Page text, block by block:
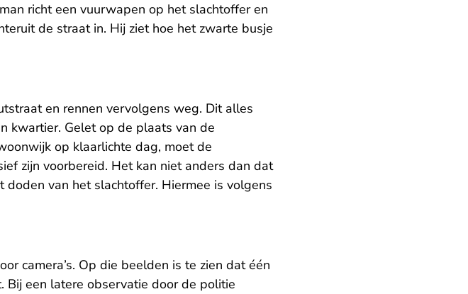
richt een vuurwapen op het slachtoffer en
de straat in. Hij ziet hoe het zwarte busje
en rennen vervolgens weg. Dit alles
kwartier. Gelet op de plaats van de
op klaarlichte dag, moet de
zijn voorbereid. Het kan niet anders dan dat
van het slachtoffer. Hiermee is volgens
camera’s. Op die beelden is te zien dat één
Bij een latere observatie door de politie